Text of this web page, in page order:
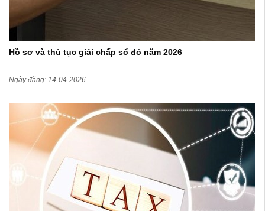
Hồ sơ và thủ tục giải chấp sổ đỏ năm 2026
Ngày đăng: 14-04-2026